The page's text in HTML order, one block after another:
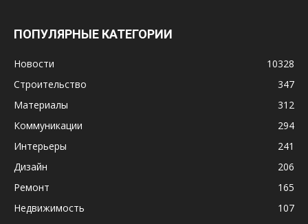
ПОПУЛЯРНЫЕ КАТЕГОРИИ
Новости
10328
Строительство
347
Материалы
312
Коммуникации
294
Интерьеры
241
Дизайн
206
Ремонт
165
Недвижимость
107